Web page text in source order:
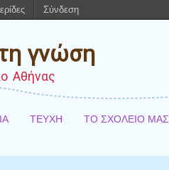
γνώση
Αθήνας
ΤΕΥΧΗ ΤΟ ΣΧΟΛΕΙΟ ΜΑΣ
Σύνδεση